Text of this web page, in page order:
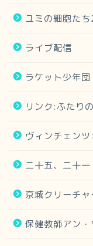
ユミの細胞たち
ライブ配信
ラケット少年団
リンク:ふたり
ヴィンチェンツ
二十五、二十一
京城クリーチャ
保健教師アン・